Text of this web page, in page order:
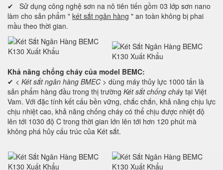
✔ Sử dụng công nghệ sơn na nô tiên tiến gồm 03 lớp sơn nano
làm cho sản phẩm " két sắt ngân hàng " an toàn không bị phai
mầu theo thời gian.
Khả năng chống cháy của model BEMC:
✔ < Két sắt ngân hàng BMEC > dùng máy thủy lực 1000 tấn là
sản phẩm hàng đầu trong thị trường Két sắt chống cháy tại Việt
Vam. Với đặc tính kết cấu bền vững, chắc chắn, khả năng chịu lực
chịu nhiệt cao, khả năng chống cháy có thể chịu được nhiệt độ
lên tới 1030 độ C trong thời gian lớn lên tới hơn 120 phút mà
không phá hủy cấu trúc của Két sắt.